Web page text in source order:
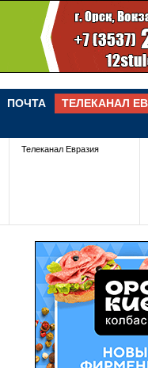
ПОЧТА ТЕЛЕКАНАЛ
Телеканал Евразия